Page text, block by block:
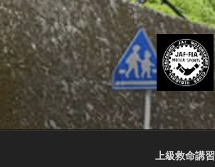
コ
ン
テ
ン
キ
上級救命講習